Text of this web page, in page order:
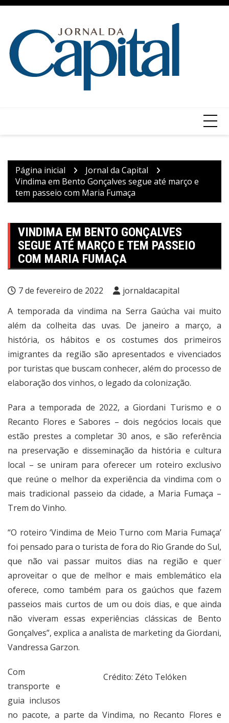
Ir
conteúdo
Página inicial
Jornal da Capital
Vindima em Bento Gonçalves segue até março e
tem passeio com Maria Fumaça
VINDIMA EM BENTO GONÇALVES
SEGUE ATÉ MARÇO E TEM PASSEIO
COM MARIA FUMAÇA
7 de fevereiro de 2022
jornaldacapital
A temporada da vindima na Serra Gaúcha vai muito
além da colheita das uvas. De janeiro a março, a
história, os hábitos e os costumes dos primeiros
imigrantes da região são apresentados e vivenciados
por turistas que buscam conhecer, além do processo de
elaboração dos vinhos, o legado da colonização.
Para a temporada de 2022, a Giordani Turismo e o
Recanto Flores e Sabores – dois negócios locais que
estão prestes a completar 30 anos, e são referência
na preservação e disseminação da história e cultura
local – se uniram para oferecer um roteiro exclusivo
que reúne o melhor da experiência da vindima com o
mais tradicional passeio da cidade, a Maria Fumaça –
Trem do Vinho.
“O roteiro ‘Vindima de Meio Turno com Maria Fumaça’
foi pensado para o turista de fora do Rio Grande do Sul,
que não vai passar muitos dias na região e quer
aproveitar o que de melhor e mais emblemático ela
oferece, como também para os gaúchos que fazem
passeios mais curtos de um ou dois dias, e que ainda
não viveram essas experiências clássicas de Bento
Gonçalves”, explica a analista de marketing da Giordani,
Vandressa Garzon.
Crédito: Zéto Telóken
Com
transporte e
guia inclusos
no pacote, a parte da Vindima, no Recanto Flores e